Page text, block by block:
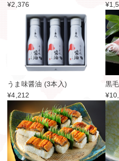
¥2,376
うま味醤油 (3本入)
¥4,212
黒